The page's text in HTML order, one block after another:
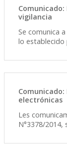
vigilancia
Se comunica
lo establecido
electrónicas
Les
N°3378/2014,